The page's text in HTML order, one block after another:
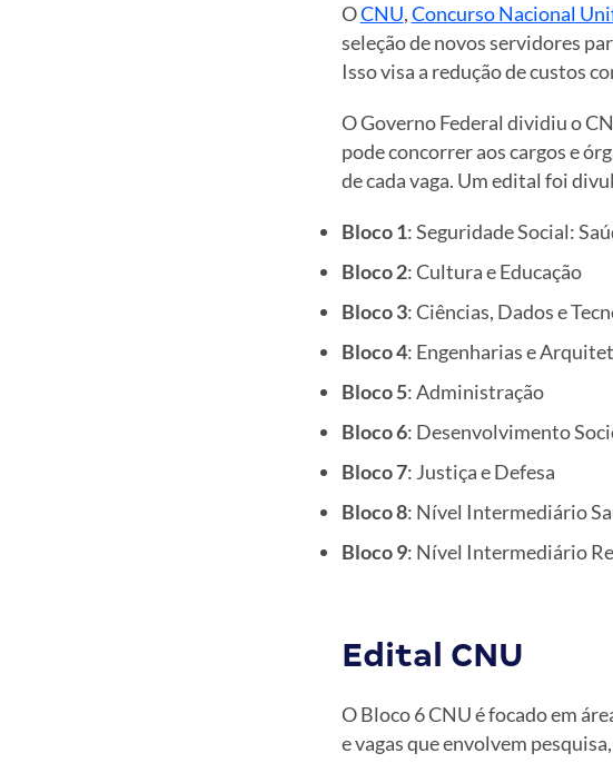
OCNU,Concurso Nacional
seleção de novos servidores
Isso visa a redução de custos
O Governo Federal dividiu o
pode concorrer aos cargos e
de cada vaga. Um edital foi
Bloco 1: Seguridade Social:
Bloco 2: Cultura e Educação
Bloco 3: Ciências, Dados e
Bloco 4: Engenharias e
Bloco 5: Administração
Bloco 6: Desenvolvimento
Bloco 7: Justiça e Defesa
Bloco 8: Nível Intermediário
Bloco 9: Nível Intermediário
Edital CNU
O Bloco 6 CNU é focado em
e vagas que envolvem